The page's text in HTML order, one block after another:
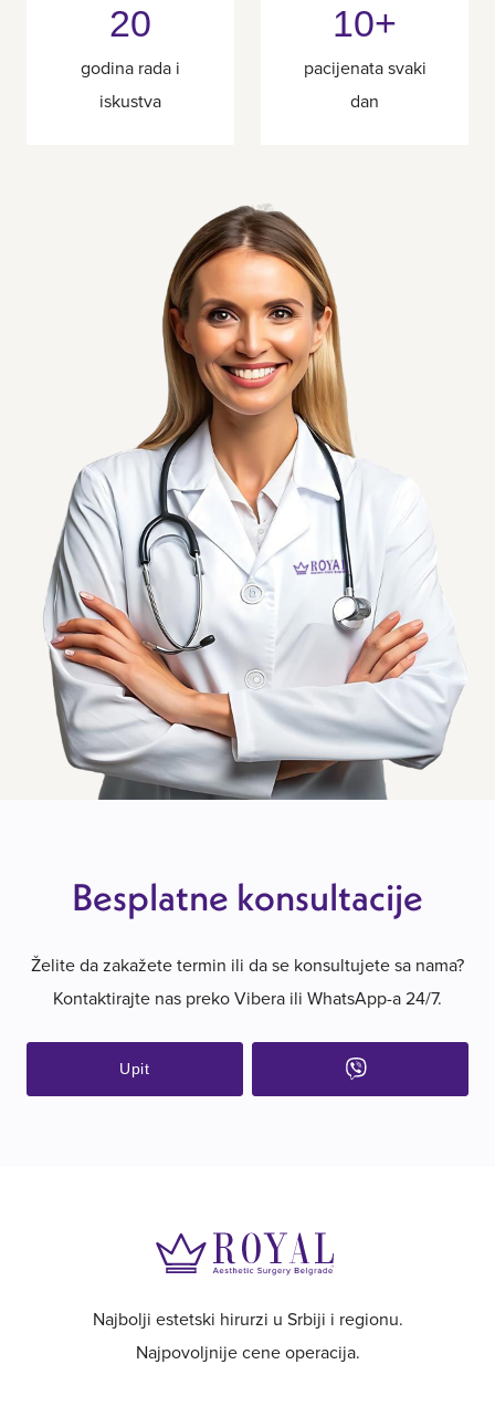
20
godina rada i
iskustva
10+
pacijenata svaki
dan
Besplatne konsultacije
Želite da zakažete termin ili da se konsultujete sa nama?
Kontaktirajte nas preko Vibera ili WhatsApp-a 24/7.
Upit
Najbolji estetski hirurzi u Srbiji i regionu.
Najpovoljnije cene operacija.